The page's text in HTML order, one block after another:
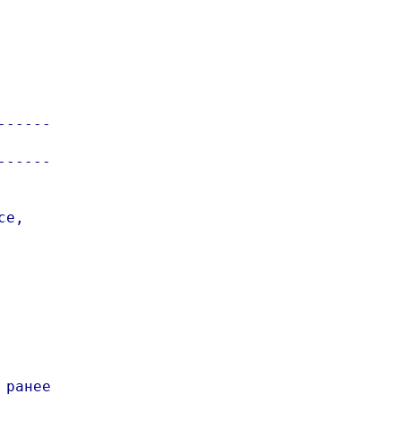
ранее